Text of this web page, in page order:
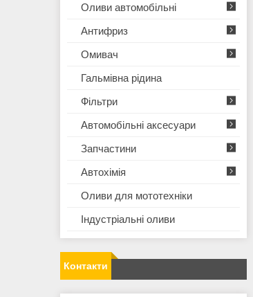
Оливи автомобільні
Антифриз
Омивач
Гальмівна рідина
Фільтри
Автомобільні аксесуари
Запчастини
Автохімія
Оливи для мототехнiки
Iндустрiальнi оливи
Контакти